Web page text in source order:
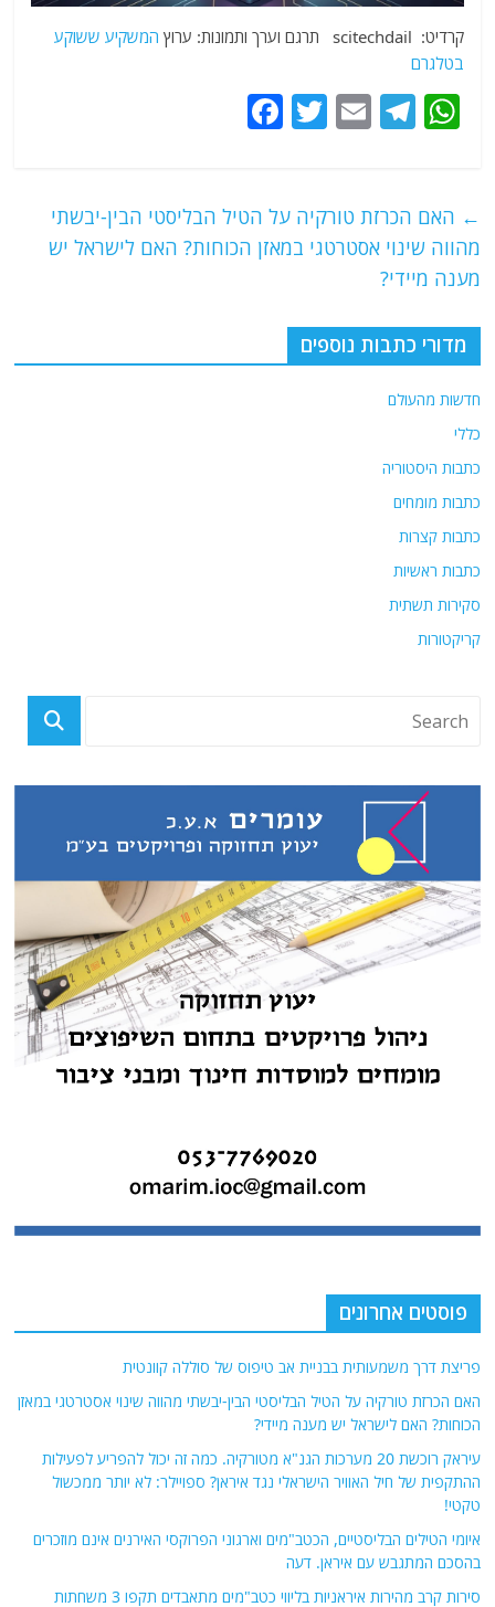
קרדיט: scitechdail תרגם וערך ותמונות: ערוץ
המשקיע ששוקע
בטלגרם
W
s
A
p
p
T
g
ra
E
l
T
er
e
b
k
← האם הכרזת טורקיה על הטיל הבליסטי הבין-יבשתי
מהווה שינוי אסטרטגי במאזן הכוחות? האם לישראל יש
מענה מיידי?
מדורי כתבות נוספים
חדשות מהעולם
כללי
כתבות היסטוריה
כתבות מומחים
כתבות קצרות
כתבות ראשיות
סקירות תשתית
קריקטורות
פוסטים אחרונים
פריצת דרך משמעותית בבניית אב טיפוס של סוללה קוונטית
האם הכרזת טורקיה על הטיל הבליסטי הבין-יבשתי מהווה שינוי אסטרטגי במאזן
הכוחות? האם לישראל יש מענה מיידי?
עיראק רוכשת 20 מערכות הגנ"א מטורקיה. כמה זה יכול להפריע לפעילות
ההתקפית של חיל האוויר הישראלי נגד איראן? ספויילר: לא יותר ממכשול
טקטי!
איומי הטילים הבליסטיים, הכטב"מים וארגוני הפרוקסי האירנים אינם מוזכרים
בהסכם המתגבש עם איראן. דעה
סירות קרב מהירות איראניות בליווי כטב"מים מתאבדים תקפו 3 משחתות